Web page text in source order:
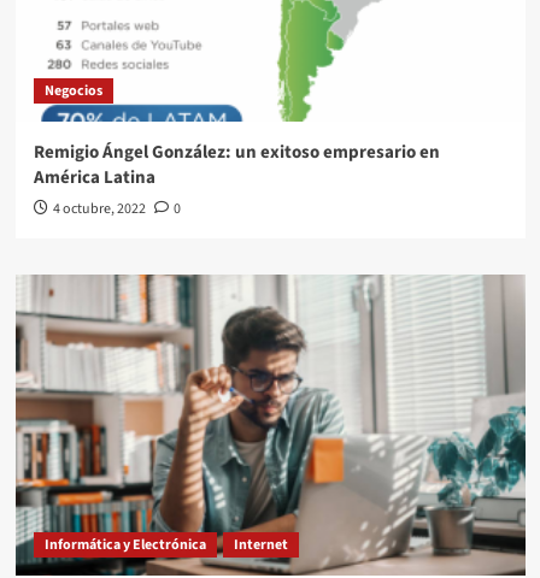
Negocios
Remigio Ángel González: un exitoso empresario en
América Latina
4 octubre, 2022 0
Informática y Electrónica Internet